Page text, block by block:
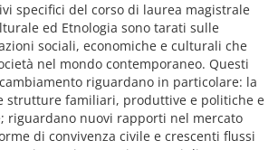
specifici del corso di laurea magistrale
ed Etnologia sono tarati sulle
sociali, economiche e culturali che
nel mondo contemporaneo. Questi
riguardano in particolare: la
strutture familiari, produttive e politiche e
riguardano nuovi rapporti nel mercato
di convivenza civile e crescenti flussi